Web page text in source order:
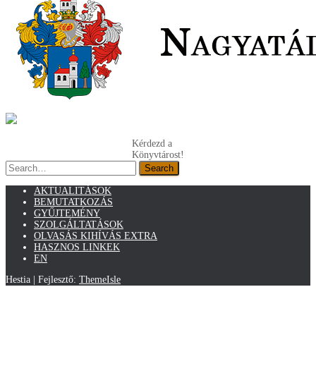
Kérdezd a
Könyvtárost!
Search
Search
AKTUALITÁSOK
BEMUTATKOZÁS
GYŰJTEMÉNY
SZOLGÁLTATÁSOK
OLVASÁS KIHÍVÁS EXTRA
HASZNOS LINKEK
EN
Hestia | Fejlesztő: ThemeIsle